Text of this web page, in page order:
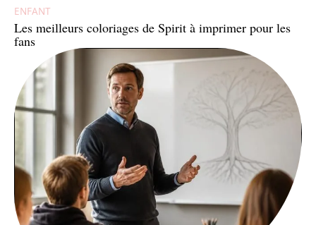
ENFANT
Les meilleurs coloriages de Spirit à imprimer pour les
fans